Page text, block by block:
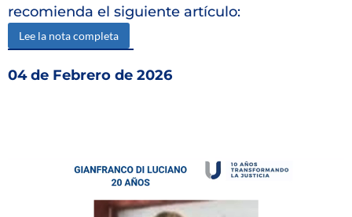
recomienda el siguiente artículo:
Lee la nota completa
04 de Febrero de 2026